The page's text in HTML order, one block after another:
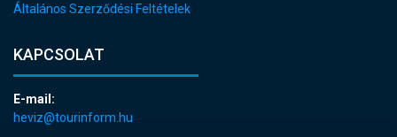
Általános Szerződési Feltételek
KAPCSOLAT
E-mail:
heviz@tourinform.hu